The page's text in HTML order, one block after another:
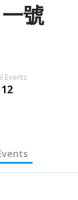
號
Events
12